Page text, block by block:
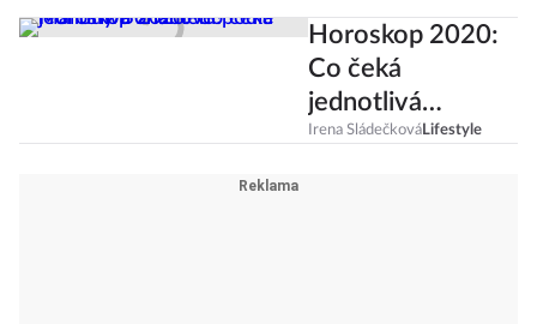
Horoskop 2020:
Co čeká
jednotlivá
znamení podle
Irena SládečkováLifestyle